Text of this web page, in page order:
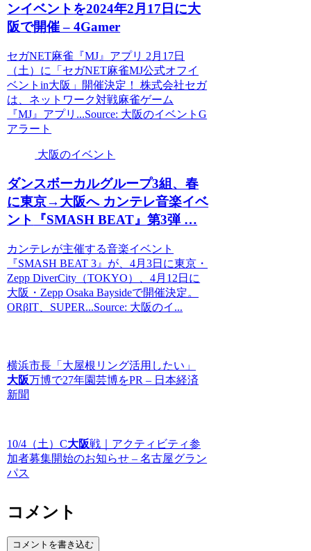
ンイベント を2024年2月17日に大
阪で開催 – 4Gamer
セガNET麻雀『MJ』アプリ 2月17日
（土）に「セガNET麻雀MJ公式オフイ
ベントin大阪」開催決定！ 株式会社セガ
は、ネットワーク対戦麻雀ゲーム
『MJ』アプリ...Source: 大阪のイベントG
アラート
大阪のイベント
ダンスボーカルグループ3組、春
に東京→ 大阪へ カンテレ音楽イベ
ント
『SMASH BEAT』第3弾 …
カンテレが主催する音楽イベント
『SMASH BEAT 3』が、4月3日に東京・
Zepp DiverCity（TOKYO）、4月12日に
大阪・Zepp Osaka Baysideで開催決定。
ORβIT、SUPER...Source: 大阪のイ...
横浜市長「大屋根リング活用したい」
大阪万博で27年園芸博をPR – 日本経済
新聞
10/4（土）C大阪戦｜アクティビティ参
加者募集開始のお知らせ – 名古屋グラン
パス
コメント
コメントを書き込む